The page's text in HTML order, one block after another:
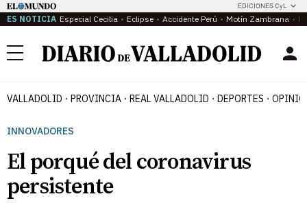
EDICIONES CyL
ES NOTICIA Especial Cecilia Eclipse Accidente Perú Motín Zambrana
Menú
VALLADOLID PROVINCIA REAL VALLADOLID DEPORTES
INNOVADORES
El porqué del coronavirus
persistente